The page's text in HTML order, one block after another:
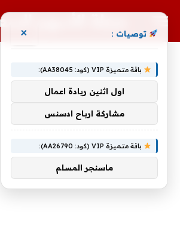
مجلة الأسهم
توصيات : ×
باقة متميزة VIP (كود: AA38045):
اول اثنين ريادة اعمال
مشاركة ارباح ادسنس
باقة متميزة VIP (كود: AA26790):
ماسنجر المسلم